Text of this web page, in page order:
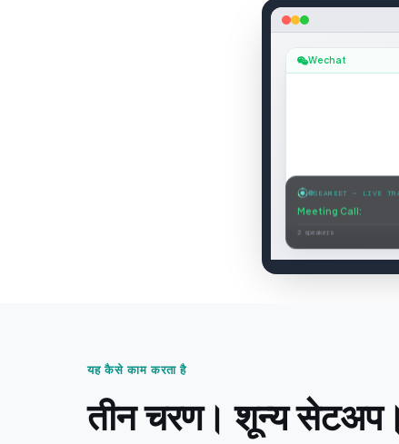
Wechat
SEAMEET — LIVE
Meeting Call:
यह कैसे काम करता है
तीन चरण। शून्य सेटअप।